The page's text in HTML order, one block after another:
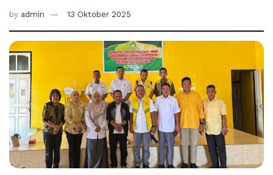
by admin 13 Oktober 2025